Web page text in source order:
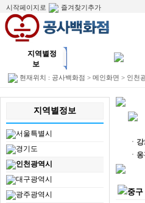
시작페이지로 즐겨찾기추가
지역별정
보
현재위치 : 공사백화점 > 메인화면 > 인천
지역별정보
서울특별시
경기도
인천광역시
대구광역시
광주광역시
ㆍ
ㆍ
중구